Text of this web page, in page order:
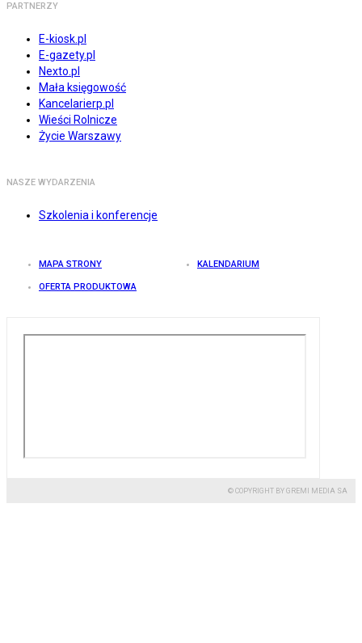
PARTNERZY
E-kiosk.pl
E-gazety.pl
Nexto.pl
Mała księgowość
Kancelarierp.pl
Wieści Rolnicze
Życie Warszawy
NASZE WYDARZENIA
Szkolenia i konferencje
MAPA STRONY KALENDARIUM
OFERTA PRODUKTOWA
© COPYRIGHT BY GREMI MEDIA SA